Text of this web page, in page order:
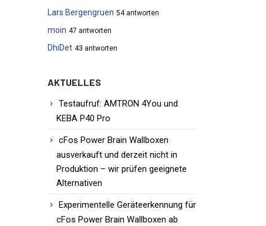
Lars Bergengruen 54 antworten
moin 47 antworten
DhiDet 43 antworten
AKTUELLES
Testaufruf: AMTRON 4You und
KEBA P40 Pro
cFos Power Brain Wallboxen
ausverkauft und derzeit nicht in
Produktion – wir prüfen geeignete
Alternativen
Experimentelle Geräteerkennung für
cFos Power Brain Wallboxen ab